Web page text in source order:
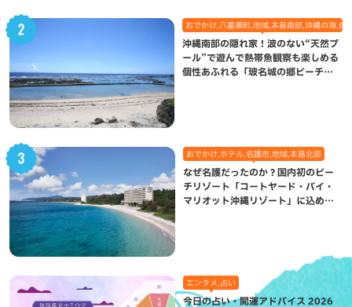
おでかけ,八重瀬町,地域,本島南部,沖縄の海,自
沖縄南部の隠れ家！波のない“天然プ
ール”で遊んで熱帯魚観察も楽しめる
個性あふれる「玻名城の郷ビーチ」
おでかけ,ホテル,名護市,地域,本島北部
なぜ名護だったのか？国内初のビー
チリゾート「コートヤード・バイ・
マリオット沖縄リゾート」に込めら
エンタメ,占い
今日の占い・開運アドバイス 2026